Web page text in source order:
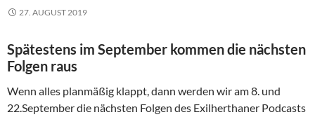
27. AUGUST 2019
Spätestens im September kommen die nächsten
Folgen raus
Wenn alles planmäßig klappt, dann werden wir am 8. und
22.September die nächsten Folgen des Exilherthaner Podcasts